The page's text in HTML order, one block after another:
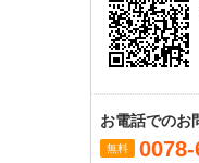
お電話でのお
無料